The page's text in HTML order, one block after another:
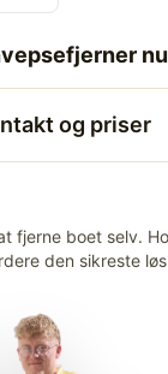
nu
og priser
fjerne boet selv.
den sikreste